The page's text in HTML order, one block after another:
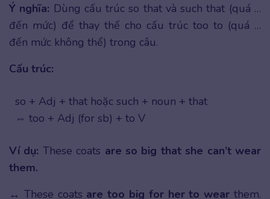
Ý nghĩa: Dùng cấu trúc so that và such that (quá …
đến mức) để thay thế cho cấu trúc too to (quá …
đến mức không thể) trong câu.
Cấu trúc:
so + Adj + that hoặc such + noun + that
⇔ too + Adj (for sb) + to V
Ví dụ: These coats are so big that she can’t wear
them.
↔ These coats are too big for her to wear them.